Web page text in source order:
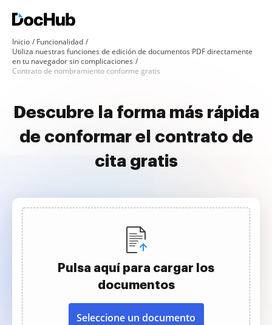
Inicio
Funcionalidad
Utiliza nuestras funciones de edición de documentos PDF directamente
en tu navegador sin complicaciones
Contrato de nombramiento conforme gratis
Descubre la forma más rápida
de conformar el contrato de
cita gratis
Pulsa aquí para cargar los
documentos
Seleccione un documento